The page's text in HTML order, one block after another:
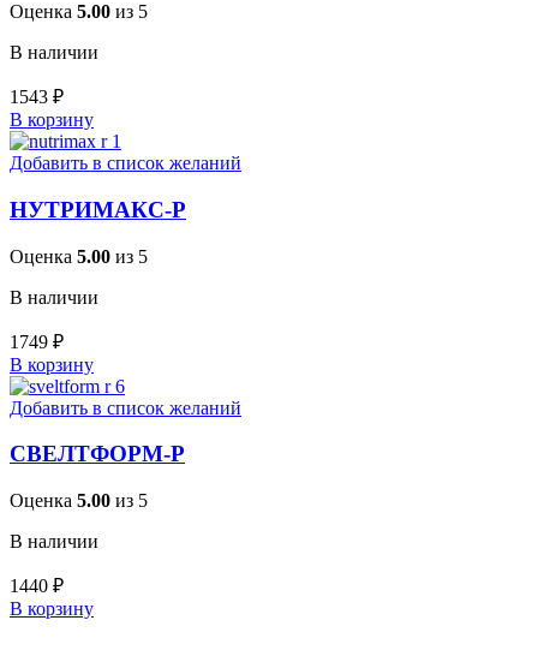
Оценка 5.00 из 5
В наличии
1543 ₽
В корзину
Добавить в список желаний
НУТРИМАКС-Р
Оценка 5.00 из 5
В наличии
1749 ₽
В корзину
Добавить в список желаний
СВЕЛТФОРМ-Р
Оценка 5.00 из 5
В наличии
1440 ₽
В корзину